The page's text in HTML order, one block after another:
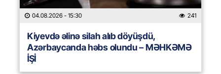
04.08.2026 - 15:30 241
Kiyevdə əlinə silah alıb döyüşdü,
Azərbaycanda həbs olundu – MƏHKƏMƏ
İŞİ